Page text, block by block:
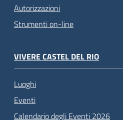
Autorizzazioni
Strumenti on-line
VIVERE CASTEL DEL RIO
Luoghi
Eventi
Calendario degli Eventi 2026